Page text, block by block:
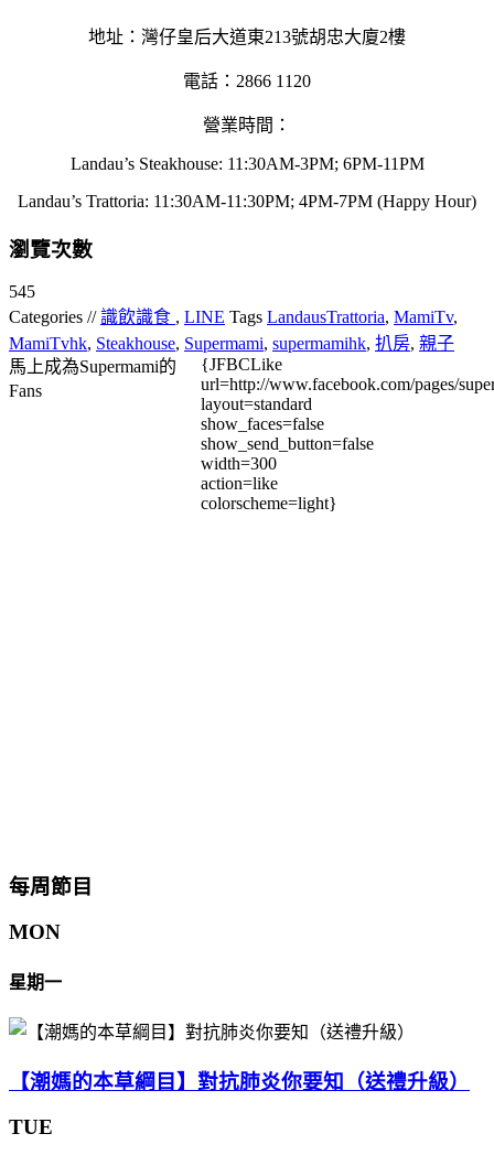
地址：灣仔皇后大道東213號胡忠大廈2樓
電話：2866 1120
營業時間：
Landau’s Steakhouse: 11:30AM-3PM; 6PM-11PM
Landau’s Trattoria: 11:30AM-11:30PM; 4PM-7PM (Happy Hour)
瀏覽次數
545
Categories //識飲識食 , LINE Tags LandausTrattoria, MamiTv,
MamiTvhk, Steakhouse, Supermami, supermamihk, 扒房, 親子
馬上成為Supermami的
Fans
{JFBCLike
url=http://www.facebook.com/pages/
layout=standard
show_faces=false
show_send_button=false
width=300
action=like
colorscheme=light}
每周節目
MON
星期一
【潮媽的本草綱目】對抗肺炎你要知（送禮升級）
TUE